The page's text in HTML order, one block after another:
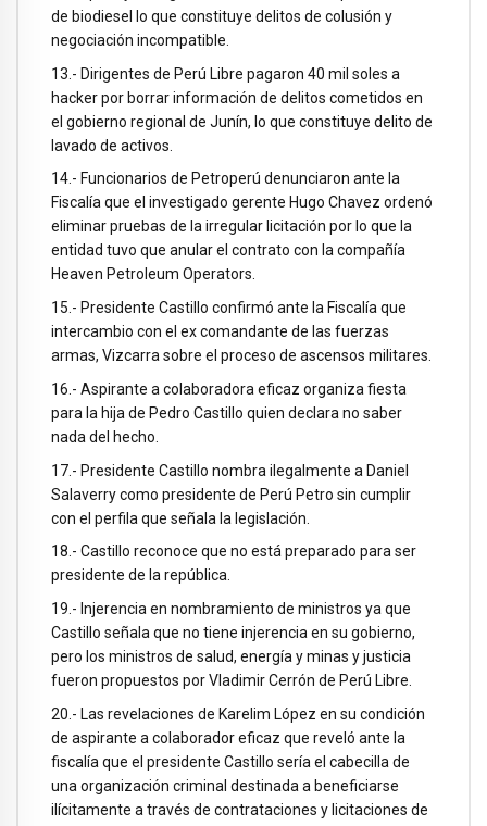
de biodiesel lo que constituye delitos de colusión y
negociación incompatible.
13.- Dirigentes de Perú Libre pagaron 40 mil soles a
hacker por borrar información de delitos cometidos en
el gobierno regional de Junín, lo que constituye delito de
lavado de activos.
14.- Funcionarios de Petroperú denunciaron ante la
Fiscalía que el investigado gerente Hugo Chavez ordenó
eliminar pruebas de la irregular licitación por lo que la
entidad tuvo que anular el contrato con la compañía
Heaven Petroleum Operators.
15.- Presidente Castillo confirmó ante la Fiscalía que
intercambio con el ex comandante de las fuerzas
armas, Vizcarra sobre el proceso de ascensos militares.
16.- Aspirante a colaboradora eficaz organiza fiesta
para la hija de Pedro Castillo quien declara no saber
nada del hecho.
17.- Presidente Castillo nombra ilegalmente a Daniel
Salaverry como presidente de Perú Petro sin cumplir
con el perfila que señala la legislación.
18.- Castillo reconoce que no está preparado para ser
presidente de la república.
19.- Injerencia en nombramiento de ministros ya que
Castillo señala que no tiene injerencia en su gobierno,
pero los ministros de salud, energía y minas y justicia
fueron propuestos por Vladimir Cerrón de Perú Libre.
20.- Las revelaciones de Karelim López en su condición
de aspirante a colaborador eficaz que reveló ante la
fiscalía que el presidente Castillo sería el cabecilla de
una organización criminal destinada a beneficiarse
ilícitamente a través de contrataciones y licitaciones de